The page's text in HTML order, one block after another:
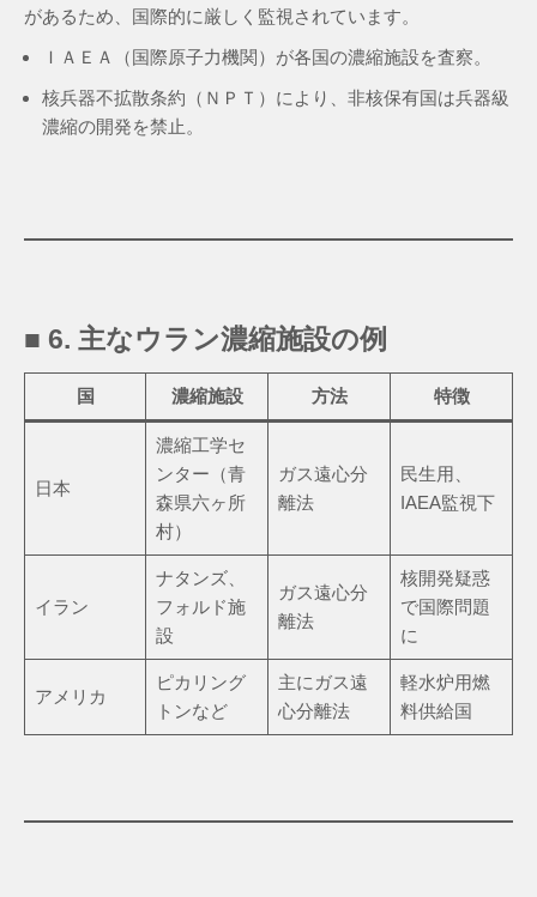
があるため、国際的に厳しく監視されています。
ＩＡＥＡ（国際原子力機関）が各国の濃縮施設を査察。
核兵器不拡散条約（ＮＰＴ）により、非核保有国は兵器級
濃縮の開発を禁止。
■ 6. 主なウラン濃縮施設の例
国 濃縮施設 方法 特徴
日本
濃縮工学セ
ンター（青
森県六ヶ所
村）
ガス遠心分
離法
民生用、
IAEA監視下
イラン
ナタンズ、
フォルド施
設
ガス遠心分
離法
核開発疑惑
で国際問題
に
アメリカ
ピカリング
トンなど
主にガス遠
心分離法
軽水炉用燃
料供給国